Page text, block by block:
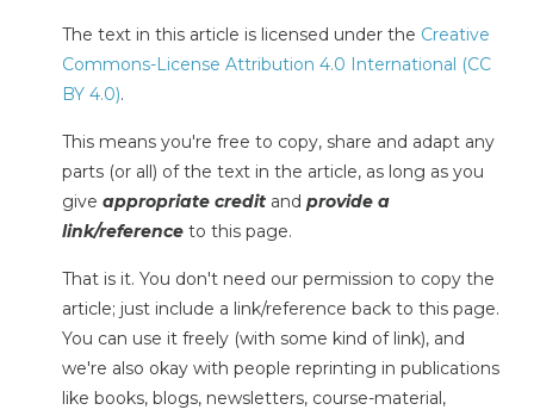
The text in this article is licensed under the Creative
Commons-License Attribution 4.0 International (CC
BY 4.0).
This means you're free to copy, share and adapt any
parts (or all) of the text in the article, as long as you
give appropriate credit and provide a
link/reference to this page.
That is it. You don't need our permission to copy the
article; just include a link/reference back to this page.
You can use it freely (with some kind of link), and
we're also okay with people reprinting in publications
like books, blogs, newsletters, course-material,